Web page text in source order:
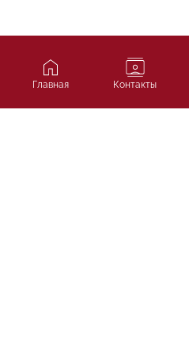
Главная Контакты